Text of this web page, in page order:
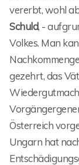
vererbt, wohl
Schuld, -
Volkes. Man
gezehrt, das
Österreich
Ungarn hat